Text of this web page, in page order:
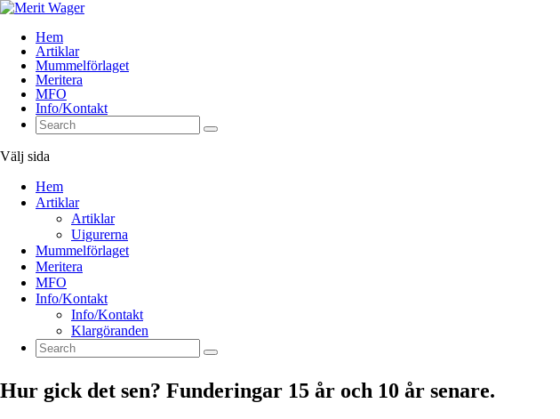
Hem
Artiklar
Mummelförlaget
Meritera
MFO
Info/Kontakt
Välj sida
Hem
Artiklar
Artiklar
Uigurerna
Mummelförlaget
Meritera
MFO
Info/Kontakt
Info/Kontakt
Klargöranden
Hur gick det sen? Funderingar 15 år och 10 år senare.